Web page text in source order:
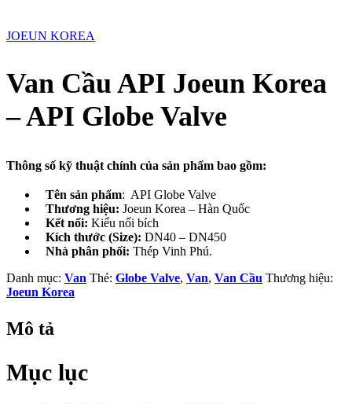
JOEUN KOREA
Van Cầu API Joeun Korea
– API Globe Valve
Thông số kỹ thuật chính của sản phẩm bao gồm:
Tên sản phẩm: API Globe Valve
Thương hiệu: Joeun Korea – Hàn Quốc
Kết nối: Kiểu nối bích
Kích thước (Size): DN40 – DN450
Nhà phân phối: Thép Vinh Phú.
Danh mục: Van Thẻ: Globe Valve, Van, Van Cầu Thương hiệu:
Joeun Korea
Mô tả
Mục lục